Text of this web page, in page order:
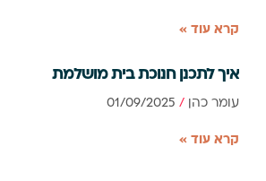
קרא עוד »
איך לתכנן חנוכת בית מושלמת
עומר כהן
קרא עוד »